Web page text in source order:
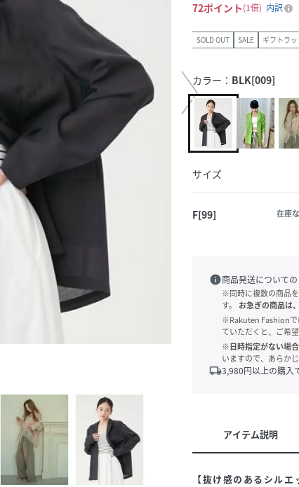
72ポイント 1倍 内訳
SOLD OUT SALE ギフトラ
カラー： BLK[009]
サイズ
F[99] 在庫
info商品発送についての
※同時に複数の商品
す。
お急ぎの商品は
※Rakuten Fashionで
ていただくと、ご希
※日時指定がない場
いますので、あらか
local_shipping3,980円以上の購入
アイテム説明
【抜け感のあるシル